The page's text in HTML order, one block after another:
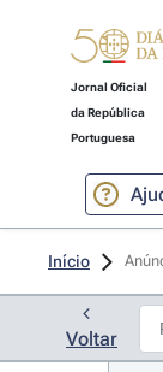
Jornal Oficial
da República
Portuguesa
Início
Voltar